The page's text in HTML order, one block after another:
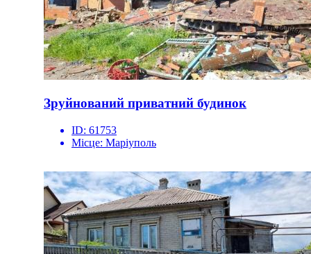
Зруйнований приватний будинок
ID: 61753
Місце: Маріуполь